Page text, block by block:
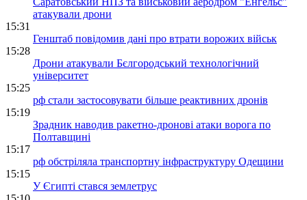
атакували дрони
15:31
Генштаб повідомив дані про втрати ворожих військ
15:28
Дрони атакували Бєлгородський технологічний
університет
15:25
рф стали застосовувати більше реактивних дронів
15:19
Зрадник наводив ракетно-дронові атаки ворога по
Полтавщині
15:17
рф обстріляла транспортну інфраструктуру Одещини
15:15
У Єгипті стався землетрус